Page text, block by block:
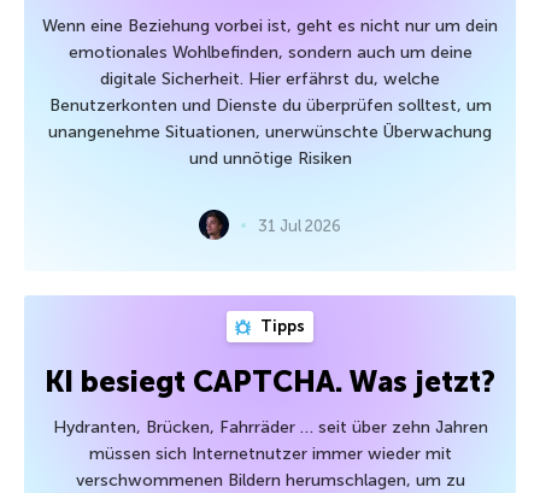
Wenn eine Beziehung vorbei ist, geht es nicht nur um dein
emotionales Wohlbefinden, sondern auch um deine
digitale Sicherheit. Hier erfährst du, welche
Benutzerkonten und Dienste du überprüfen solltest, um
unangenehme Situationen, unerwünschte Überwachung
und unnötige Risiken
31 Jul 2026
Tipps
KI besiegt CAPTCHA. Was jetzt?
Hydranten, Brücken, Fahrräder … seit über zehn Jahren
müssen sich Internetnutzer immer wieder mit
verschwommenen Bildern herumschlagen, um zu